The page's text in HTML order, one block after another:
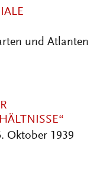
und Atlanten
Oktober 1939